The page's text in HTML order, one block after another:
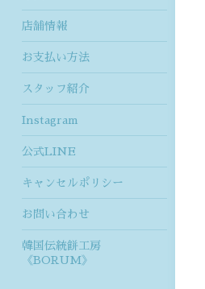
店舗情報
お支払い方法
スタッフ紹介
Instagram
公式LINE
キャンセルポリシー
お問い合わせ
韓国伝統餅工房
《BORUM》